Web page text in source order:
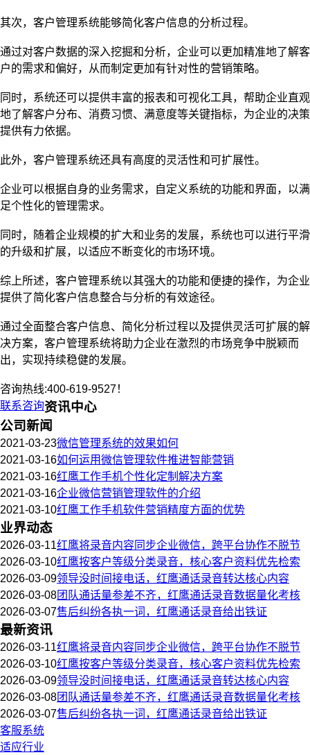
其次，客户管理系统能够简化客户信息的分析过程。
通过对客户数据的深入挖掘和分析，企业可以更加精准地了解客
户的需求和偏好，从而制定更加有针对性的营销策略。
同时，系统还可以提供丰富的报表和可视化工具，帮助企业直观
地了解客户分布、消费习惯、满意度等关键指标，为企业的决策
提供有力依据。
此外，客户管理系统还具有高度的灵活性和可扩展性。
企业可以根据自身的业务需求，自定义系统的功能和界面，以满
足个性化的管理需求。
同时，随着企业规模的扩大和业务的发展，系统也可以进行平滑
的升级和扩展，以适应不断变化的市场环境。
综上所述，客户管理系统以其强大的功能和便捷的操作，为企业
提供了简化客户信息整合与分析的有效途径。
通过全面整合客户信息、简化分析过程以及提供灵活可扩展的解
决方案，客户管理系统将助力企业在激烈的市场竞争中脱颖而
出，实现持续稳健的发展。
咨询热线:400-619-9527！
联系咨询资讯中心
公司新闻
2021-03-23微信管理系统的效果如何
2021-03-16如何运用微信管理软件推进智能营销
2021-03-16红鹰工作手机个性化定制解决方案
2021-03-16企业微信营销管理软件的介绍
2021-03-10红鹰工作手机软件营销精度方面的优势
业界动态
2026-03-11红鹰将录音内容同步企业微信，跨平台协作不脱节
2026-03-10红鹰按客户等级分类录音，核心客户资料优先检索
2026-03-09领导没时间接电话，红鹰通话录音转达核心内容
2026-03-08团队通话量参差不齐，红鹰通话录音数据量化考核
2026-03-07售后纠纷各执一词，红鹰通话录音给出铁证
最新资讯
2026-03-11红鹰将录音内容同步企业微信，跨平台协作不脱节
2026-03-10红鹰按客户等级分类录音，核心客户资料优先检索
2026-03-09领导没时间接电话，红鹰通话录音转达核心内容
2026-03-08团队通话量参差不齐，红鹰通话录音数据量化考核
2026-03-07售后纠纷各执一词，红鹰通话录音给出铁证
客服系统
适应行业